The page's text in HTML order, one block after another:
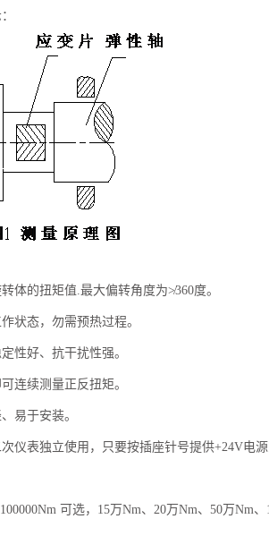
体的扭矩值.最大偏转角度为≯360度。
状态，勿需预热过程。
性好、抗干扰性强。
连续测量正反扭矩。
易于安装。
仪表独立使用，只要按插座针号提供+24V电
可选，15万Nm、20万Nm、50万Nm